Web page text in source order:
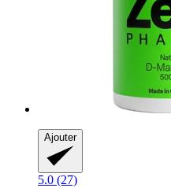
Ajouter
5.0 (27)